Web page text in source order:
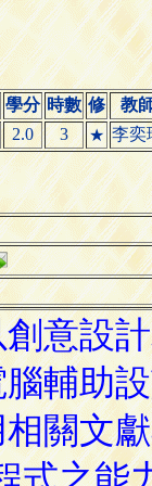
學分 時數 修
教
2.0 3 ★ 李奕